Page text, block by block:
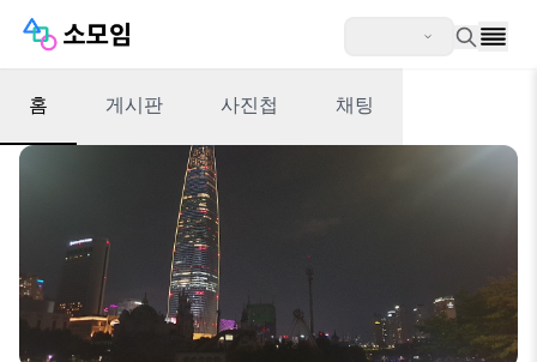
홈 게시판 사진첩 채팅